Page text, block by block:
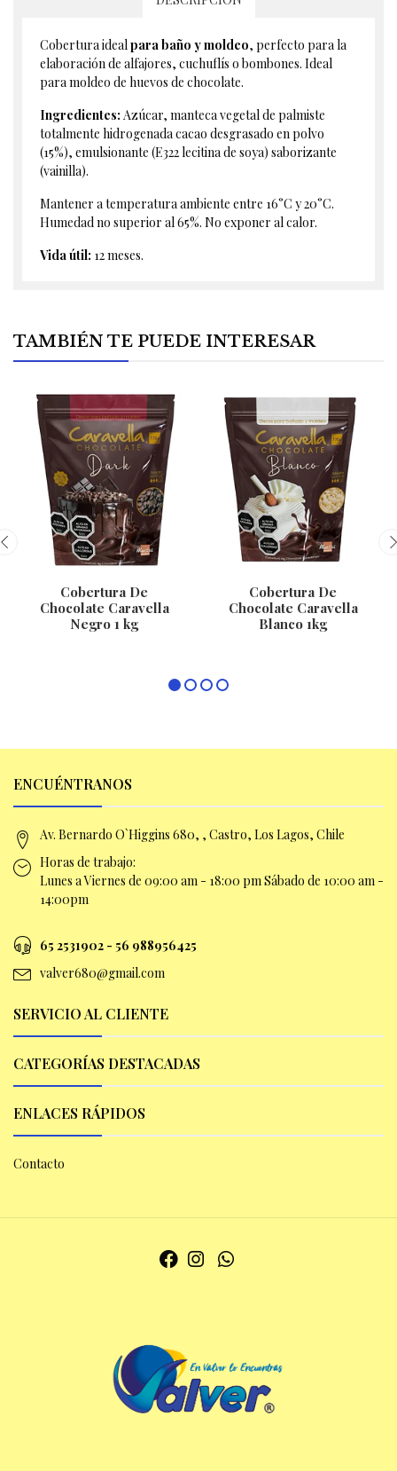
Cobertura idealpara baño y moldeo, perfecto para la
elaboración de alfajores, cuchuflís o bombones. Ideal
para moldeo de huevos de chocolate.
Ingredientes: Azúcar, manteca vegetal de palmiste
totalmente hidrogenada cacao desgrasado en polvo
(15%), emulsionante (E322 lecitina de soya) saborizante
(vainilla).
Mantener a temperatura ambiente entre 16°C y 20°C.
Humedad no superior al 65%. No exponer al calor.
Vida útil: 12 meses.
TAMBIÉN TE PUEDE INTERESAR
Cobertura De
Chocolate Caravella
Negro 1 kg
Cobertura De
Chocolate Caravella
Blanco 1kg
ENCUÉNTRANOS
Av. Bernardo O`Higgins 680, , Castro, Los Lagos, Chile
Horas de trabajo:
Lunes a Viernes de 09:00 am - 18:00 pm Sábado de 10:00 am -
14:00pm
65 2531902 - 56 988956425
valver680@gmail.com
SERVICIO AL CLIENTE
CATEGORÍAS DESTACADAS
ENLACES RÁPIDOS
Contacto